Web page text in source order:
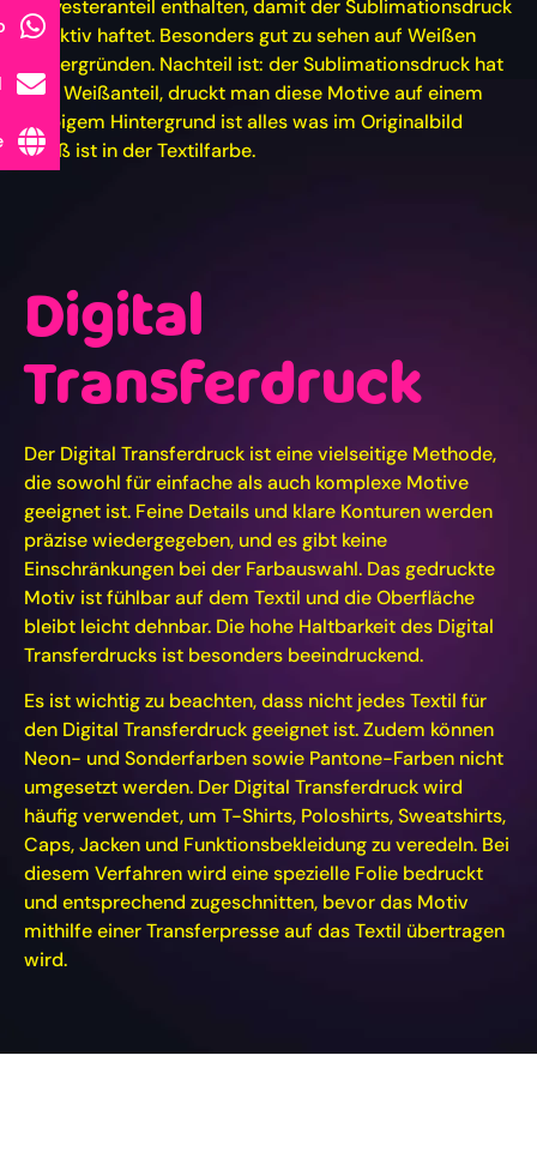
Polyesteranteil enthalten, damit der Sublimationsdruck
effektiv haftet. Besonders gut zu sehen auf Weißen
Hintergründen. Nachteil ist: der Sublimationsdruck hat
kein Weißanteil, druckt man diese Motive auf einem
farbigem Hintergrund ist alles was im Originalbild
Weiß ist in der Textilfarbe.
Digital
Transferdruck
Der Digital Transferdruck ist eine vielseitige Methode,
die sowohl für einfache als auch komplexe Motive
geeignet ist. Feine Details und klare Konturen werden
präzise wiedergegeben, und es gibt keine
Einschränkungen bei der Farbauswahl. Das gedruckte
Motiv ist fühlbar auf dem Textil und die Oberfläche
bleibt leicht dehnbar. Die hohe Haltbarkeit des Digital
Transferdrucks ist besonders beeindruckend.
Es ist wichtig zu beachten, dass nicht jedes Textil für
den Digital Transferdruck geeignet ist. Zudem können
Neon- und Sonderfarben sowie Pantone-Farben nicht
umgesetzt werden. Der Digital Transferdruck wird
häufig verwendet, um T-Shirts, Poloshirts, Sweatshirts,
Caps, Jacken und Funktionsbekleidung zu veredeln. Bei
diesem Verfahren wird eine spezielle Folie bedruckt
und entsprechend zugeschnitten, bevor das Motiv
mithilfe einer Transferpresse auf das Textil übertragen
wird.